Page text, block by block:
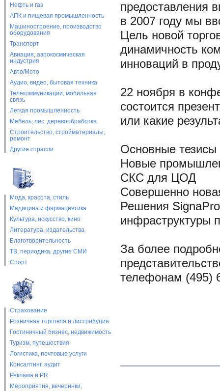
Нефть и газ
АПК и пищевая промышленность
Машиностроение, производство
оборудования
Транспорт
Авиация, аэрокосмическая
индустрия
Авто/Мото
Аудио, видео, бытовая техника
Телекоммуникации, мобильная
связь
Легкая промышленность
Мебель, лес, деревообработка
Строительство, стройматериалы,
ремонт
Другие отрасли
Мода, красота, стиль
Медицина и фармацевтика
Культура, искусство, кино
Литература, издательства
Благотворительность
ТВ, периодика, другие СМИ
Спорт
Страхование
Розничная торговля и дистрибуция
Гостиничный бизнес, недвижимость
Туризм, путешествия
Логистика, почтовые услуги
Консалтинг, аудит
Реклама и PR
Мероприятия, вечеринки,
предоставления
в 2007 году мы
Цель новой
динамичность
инноваций в
22 ноября в
состоится
или какие
Основные
Новые
СКС для ЦОД
Совершенно
Решения
инфраструктуры
За более
телефонам (495)